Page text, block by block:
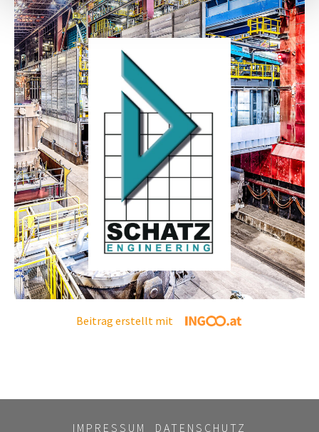
Beitrag erstellt mit
IMPRESSUM DATENSCHUTZ